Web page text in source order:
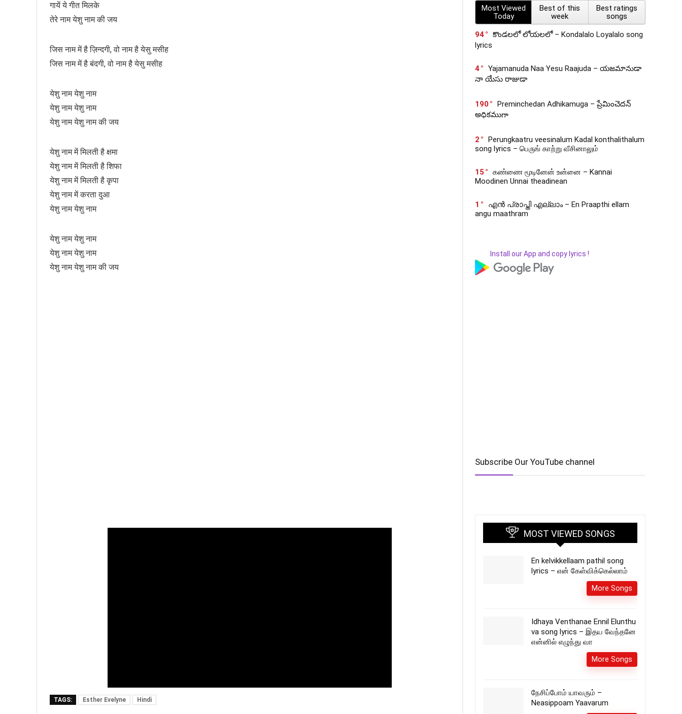
गायें ये गीत मिलके
तेरे नाम येशु नाम की जय
जिस नाम में है ज़िन्दगी, वो नाम है येसु मसीह
जिस नाम में है बंदगी, वो नाम है येसु मसीह
येशु नाम येशु नाम
येशु नाम येशु नाम
येशु नाम येशु नाम की जय
येशु नाम में मिलती है क्षमा
येशु नाम में मिलती है शिफा
येशु नाम में मिलती है कृपा
येशु नाम में करता दुआ
येशु नाम येशु नाम
येशु नाम येशु नाम
येशु नाम येशु नाम
येशु नाम येशु नाम की जय
TAGS: Esther Evelyne Hindi
Most Viewed
Today
Best of this
week
Best ratings
songs
94
కొండలలో లోయలలో – Kondalalo Loyalalo song
lyrics
4
Yajamanuda Naa Yesu Raajuda – యజమానుడా
నా యేసు రాజుడా
190
Preminchedan Adhikamuga – ప్రేమించెదన్
అధికముగా
2
Perungkaatru veesinalum Kadal konthalithalum
song lyrics – பெருங் காற்று வீசினாலும்
15
கண்ணை மூடினேன் உன்னை – Kannai
Moodinen Unnai theadinean
1
എൻ പ്രാപ്തി എല്ലാം – En Praapthi ellam
angu maathram
Install our App and copy lyrics !
Subscribe Our YouTube channel
MOST VIEWED SONGS
En kelvikkellaam pathil song
lyrics – என் கேள்விக்கெல்லாம்
More Songs
Idhaya Venthanae Ennil Elunthu
va song lyrics – இதய வேந்தனே
என்னில் எழுந்து வா
More Songs
நேசிப்போம் யாவரும் –
Neasippoam Yaavarum